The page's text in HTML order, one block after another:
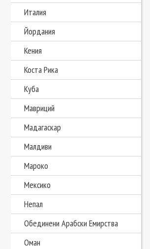
Италия
Йордания
Кения
Коста Рика
Куба
Мавриций
Мадагаскар
Малдиви
Мароко
Мексико
Непал
Обединени Арабски Емирства
Оман